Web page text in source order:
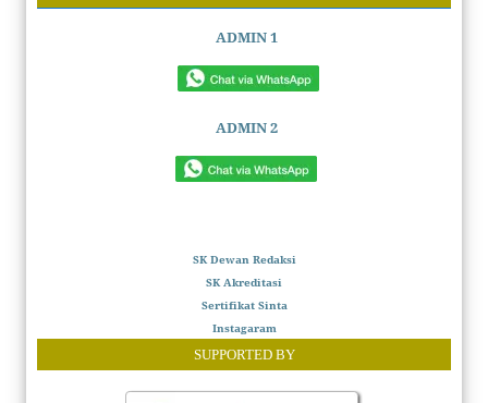
ADMIN 1
ADMIN 2
SK Dewan Redaksi
SK Akreditasi
Sertifikat Sinta
Instagaram
SUPPORTED BY